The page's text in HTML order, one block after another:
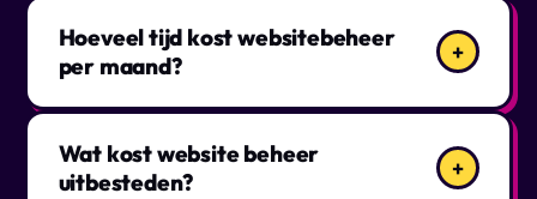
Hoeveel tijd kost websitebeheer
per maand?
+
Wat kost website beheer
uitbesteden?
+